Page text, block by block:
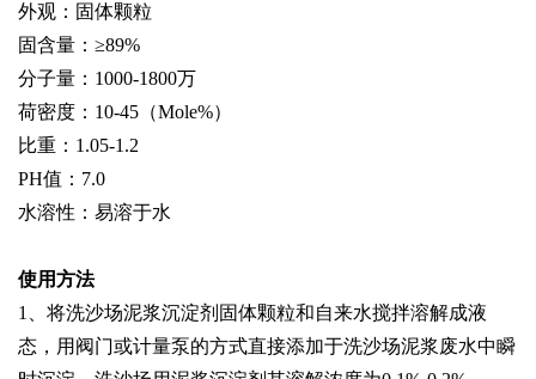
外观：固体颗粒
固含量：≥89%
分子量：1000-1800万
荷密度：10-45（Mole%）
比重：1.05-1.2
PH值：7.0
水溶性：易溶于水
使用方法
1、将洗沙场泥浆沉淀剂固体颗粒和自来水搅拌溶解成液
态，用阀门或计量泵的方式直接添加于洗沙场泥浆废水中瞬